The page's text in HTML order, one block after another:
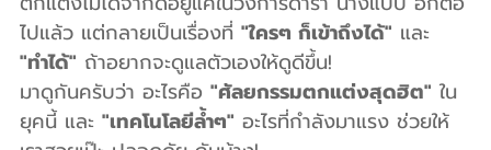
ไปแล้ว แต่กลายเป็นเรื่องที่ "ใครๆ ก็เข้าถึงได้" และ
"ทำได้" ถ้าอยากจะดูแลตัวเองให้ดูดีขึ้น!
มาดูกันครับว่า อะไรคือ "ศัลยกรรมตกแต่งสุดฮิต" ใน
ยุคนี้ และ "เทคโนโลยีล้ำๆ" อะไรที่กำลังมาแรง ช่วยให้